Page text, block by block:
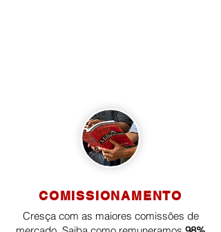
COMISSIONAMENTO
Cresça com as maiores comissões de